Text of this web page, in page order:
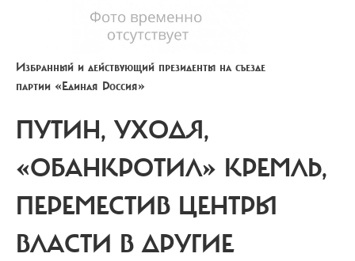
Избранный и действующий президенты на съезде
партии «Единая Россия»
ПУТИН, УХОДЯ,
«ОБАНКРОТИЛ» КРЕМЛЬ,
ПЕРЕМЕСТИВ ЦЕНТРЫ
ВЛАСТИ В ДРУГИЕ